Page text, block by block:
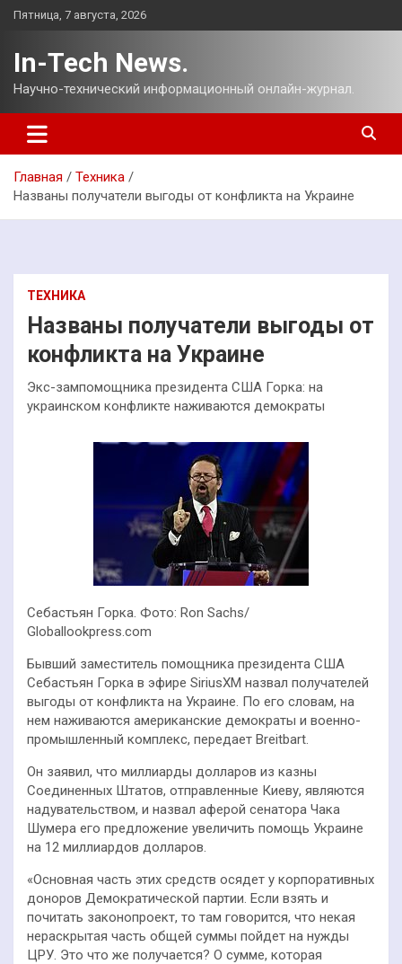
Перейти
Пятница, 7 августа, 2026
In-Tech News.
Научно-технический информационный онлайн-журнал.
Главная
Техника
Названы получатели выгоды от конфликта на Украине
ТЕХНИКА
Названы получатели выгоды от
конфликта на Украине
Экс-зампомощника президента США Горка: на
украинском конфликте наживаются демократы
Себастьян Горка. Фото: Ron Sachs/
Globallookpress.com
Бывший заместитель помощника президента США
Себастьян Горка в эфире SiriusXM назвал получателей
выгоды от конфликта на Украине. По его словам, на
нем наживаются американские демократы и военно-
промышленный комплекс, передает Breitbart.
Он заявил, что миллиарды долларов из казны
Соединенных Штатов, отправленные Киеву, являются
надувательством, и назвал аферой сенатора Чака
Шумера его предложение увеличить помощь Украине
на 12 миллиардов долларов.
«Основная часть этих средств осядет у корпоративных
доноров Демократической партии. Если взять и
почитать законопроект, то там говорится, что некая
нераскрытая часть общей суммы пойдет на нужды
ЦРУ. Это что же получается? О сумме, которая